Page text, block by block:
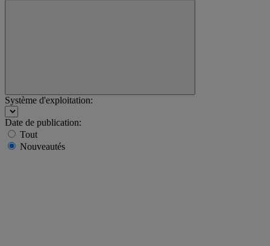
Système d'exploitation:
Date de publication:
Tout
Nouveautés